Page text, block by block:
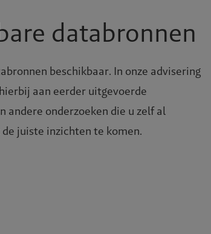
databronnen
beschikbaar. In onze advisering
aan eerder uitgevoerde
andere onderzoeken die u zelf al
juiste inzichten te komen.